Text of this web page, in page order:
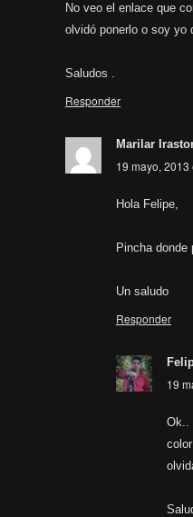
No veo el enlace que
olvidó ponerlo o soy yo
Saludos .
Responder
Marilar
19 mayo, 2013
Hola Felipe,
Pincha donde
Un saludo
Responder
19
Ok..